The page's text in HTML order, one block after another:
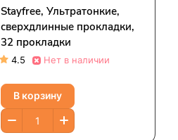
Stayfree, Ультратонкие,
сверхдлинные прокладки,
32 прокладки
4.5 Нет в наличии
В корзину